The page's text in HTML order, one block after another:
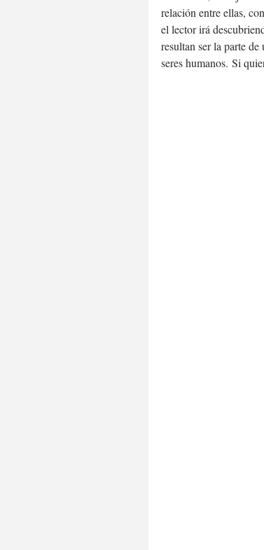
relación entre ellas,
el lector irá
resultan ser la parte
seres humanos. Si